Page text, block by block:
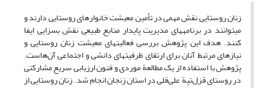
زنان روستایی نقش مهمی در تأمین معیشت خانوارهای روستایی دارند و
می‏توانند در برنامه‏های مدیریت پایدار منابع طبیعی نقش بسزایی ایفا
کنند. هدف این پژوهش بررسی فعالیت‏های معیشت زنان روستایی و
نیازهای مرتبط آنان برای ارتقای ظرفیت‏های دانشی و اجتماعی آن‌هاست.
پژوهش با استفاده از یک مطالعة موردی و فنون ارزیابی سریع مشارکتی
در روستای قزل‌تپة علی‌قلی در استان زنجان انجام شد. زنان روستایی از